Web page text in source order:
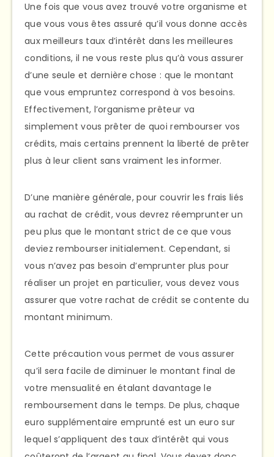
Une fois que vous avez trouvé votre organisme et
que vous vous êtes assuré qu’il vous donne accès
aux meilleurs taux d’intérêt dans les meilleures
conditions, il ne vous reste plus qu’à vous assurer
d’une seule et dernière chose : que le montant
que vous empruntez correspond à vos besoins.
Effectivement, l’organisme prêteur va
simplement vous prêter de quoi rembourser vos
crédits, mais certains prennent la liberté de prêter
plus à leur client sans vraiment les informer.
D’une manière générale, pour couvrir les frais liés
au rachat de crédit, vous devrez réemprunter un
peu plus que le montant strict de ce que vous
deviez rembourser initialement. Cependant, si
vous n’avez pas besoin d’emprunter plus pour
réaliser un projet en particulier, vous devez vous
assurer que votre rachat de crédit se contente du
montant minimum.
Cette précaution vous permet de vous assurer
qu’il sera facile de diminuer le montant final de
votre mensualité en étalant davantage le
remboursement dans le temps. De plus, chaque
euro supplémentaire emprunté est un euro sur
lequel s’appliquent des taux d’intérêt qui vous